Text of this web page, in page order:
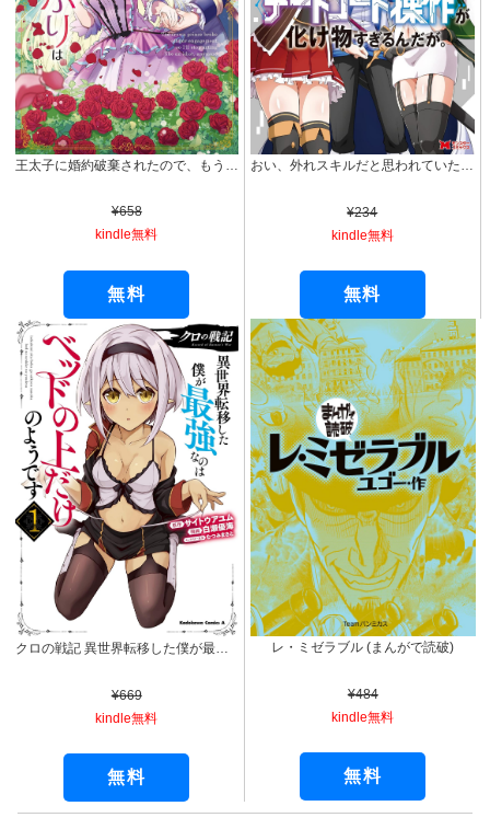
¥658
kindle無料
無料
おい、外れスキルだと思われていた《チートコード操作》が化け物すぎるんだが。（コミック） ： 1 (モンスターコミックス)
¥234
kindle無料
無料
クロの戦記 異世界転移した僕が最強なのはベッドの上だけのようです （１） (角川コミックス・エース)
¥669
kindle無料
無料
レ・ミゼラブル (まんがで読破)
¥484
kindle無料
無料